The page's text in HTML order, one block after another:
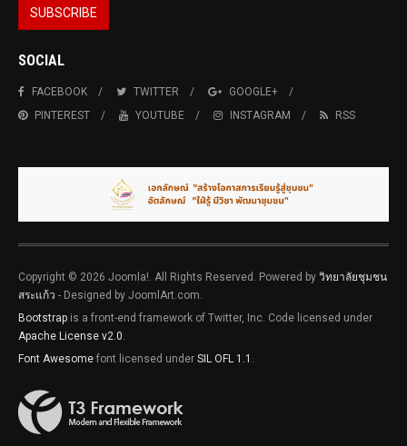
SOCIAL
FACEBOOK TWITTER
GOOGLE+
PINTEREST
YOUTUBE INSTAGRAM RSS
Copyright © 2026 Joomla!. All Rights Reserved. Powered by วิทยาลัยชุมชน
สระแก้ว - Designed by JoomlArt.com.
Bootstrap is a front-end framework of Twitter, Inc. Code licensed under
Apache License v2.0.
Font Awesome font licensed under SIL OFL 1.1 .